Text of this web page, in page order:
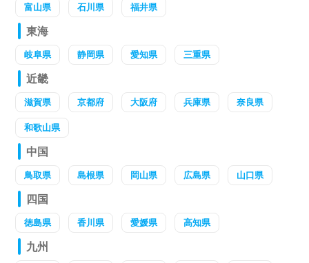
富山県 石川県 福井県
東海
岐阜県 静岡県 愛知県 三重県
近畿
滋賀県 京都府 大阪府 兵庫県 奈良県
和歌山県
中国
鳥取県 島根県 岡山県 広島県 山口県
四国
徳島県 香川県 愛媛県 高知県
九州